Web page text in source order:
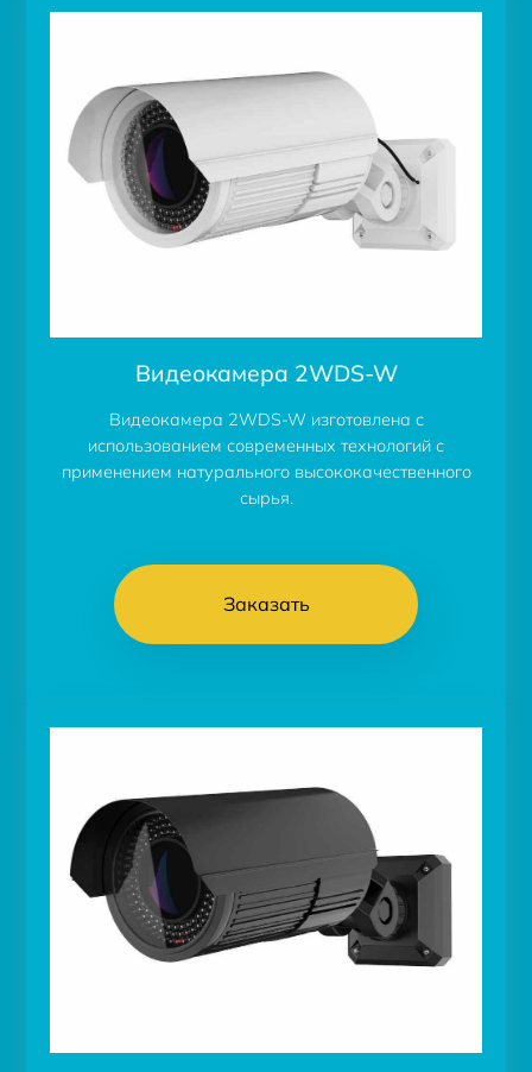
Видеокамера 2WDS-W
Видеокамера 2WDS-W изготовлена с
использованием современных технологий с
применением натурального высококачественного
сырья.
Заказать